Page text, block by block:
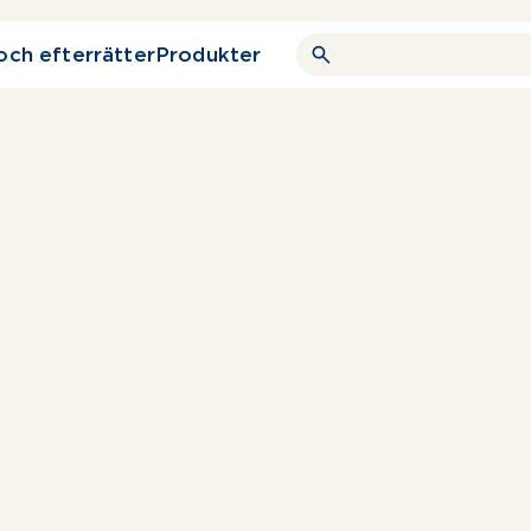
efterrätterProdukter